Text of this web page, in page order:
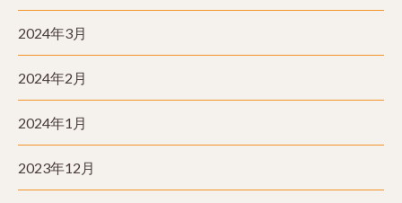
2024年3月
2024年2月
2024年1月
2023年12月